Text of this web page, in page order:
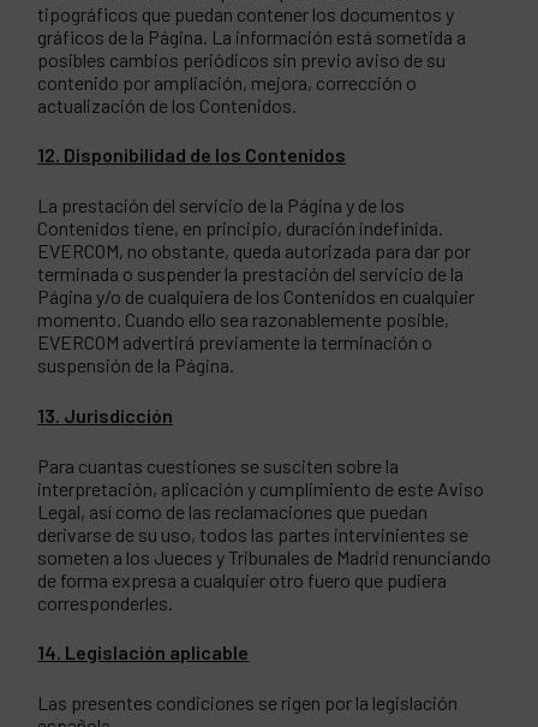
tipográficos que puedan contener los documentos y
gráficos de la Página. La información está sometida a
posibles cambios periódicos sin previo aviso de su
contenido por ampliación, mejora, corrección o
actualización de los Contenidos.
12. Disponibilidad de los Contenidos
La prestación del servicio de la Página y de los
Contenidos tiene, en principio, duración indefinida.
EVERCOM, no obstante, queda autorizada para dar por
terminada o suspender la prestación del servicio de la
Página y/o de cualquiera de los Contenidos en cualquier
momento. Cuando ello sea razonablemente posible,
EVERCOM advertirá previamente la terminación o
suspensión de la Página.
13. Jurisdicción
Para cuantas cuestiones se susciten sobre la
interpretación, aplicación y cumplimiento de este Aviso
Legal, así como de las reclamaciones que puedan
derivarse de su uso, todos las partes intervinientes se
someten a los Jueces y Tribunales de Madrid renunciando
de forma expresa a cualquier otro fuero que pudiera
corresponderles.
14. Legislación aplicable
Las presentes condiciones se rigen por la legislación